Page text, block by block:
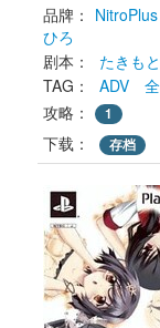
品牌： NitroPlus
ひろ
剧本：
たきも
TAG：
ADV
攻略：
1
下载： 存档